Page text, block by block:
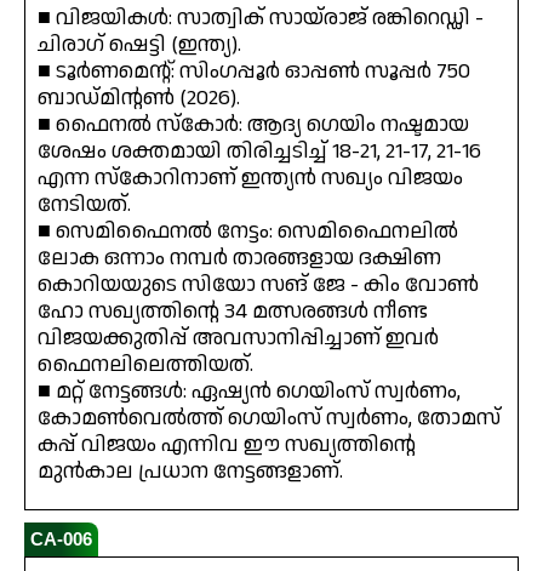
■ വിജയികൾ: സാത്വിക് സായ്‌രാജ് രങ്കിറെഡ്ഡി -
ചിരാഗ് ഷെട്ടി (ഇന്ത്യ).
■ ടൂർണമെന്റ്: സിംഗപ്പൂർ ഓപ്പൺ സൂപ്പർ 750
ബാഡ്മിന്റൺ (2026).
■ ഫൈനൽ സ്കോർ: ആദ്യ ഗെയിം നഷ്ടമായ
ശേഷം ശക്തമായി തിരിച്ചടിച്ച് 18-21, 21-17, 21-16
എന്ന സ്കോറിനാണ് ഇന്ത്യൻ സഖ്യം വിജയം
നേടിയത്.
■ സെമിഫൈനൽ നേട്ടം: സെമിഫൈനലിൽ
ലോക ഒന്നാം നമ്പർ താരങ്ങളായ ദക്ഷിണ
കൊറിയയുടെ സിയോ സങ് ജേ - കിം വോൺ
ഹോ സഖ്യത്തിന്റെ 34 മത്സരങ്ങൾ നീണ്ട
വിജയക്കുതിപ്പ് അവസാനിപ്പിച്ചാണ് ഇവർ
ഫൈനലിലെത്തിയത്.
■ മറ്റ് നേട്ടങ്ങൾ: ഏഷ്യൻ ഗെയിംസ് സ്വർണം,
കോമൺവെൽത്ത് ഗെയിംസ് സ്വർണം, തോമസ്
കപ്പ് വിജയം എന്നിവ ഈ സഖ്യത്തിന്റെ
മുൻകാല പ്രധാന നേട്ടങ്ങളാണ്.
CA-006